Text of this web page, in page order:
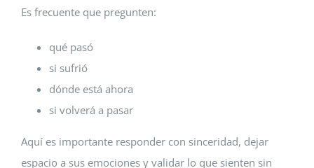
Es frecuente que pregunten:
qué pasó
si sufrió
dónde está ahora
si volverá a pasar
Aquí es importante responder con sinceridad, dejar
espacio a sus emociones y validar lo que sienten sin